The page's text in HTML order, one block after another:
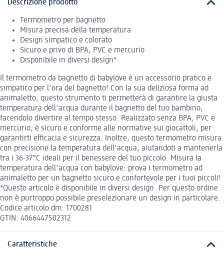
Descrizione prodotto
Termometro per bagnetto
Misura precisa della temperatura
Design simpatico e colorato
Sicuro e privo di BPA, PVC e mercurio
Disponibile in diversi design*
Il termometro da bagnetto di babylove è un accessorio pratico e
simpatico per l'ora del bagnetto! Con la sua deliziosa forma ad
animaletto, questo strumento ti permetterà di garantire la giusta
temperatura dell'acqua durante il bagnetto del tuo bambino,
facendolo divertire al tempo stesso. Realizzato senza BPA, PVC e
mercurio, è sicuro e conforme alle normative sui giocattoli, per
garantirti efficacia e sicurezza. Inoltre, questo termometro misura
con precisione la temperatura dell'acqua, aiutandoti a mantenerla
tra i 36-37°C ideali per il benessere del tuo piccolo. Misura la
temperatura dell'acqua con babylove: prova i termometro ad
animaletto per un bagnetto sicuro e confortevole per i tuoi piccoli!
*Questo articolo è disponibile in diversi design. Per questo ordine
non è purtroppo possibile preselezionare un design in particolare.
Codice articolo dm: 1700281
GTIN: 4066447502312
Caratteristiche